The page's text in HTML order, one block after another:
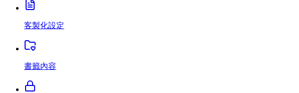
客製化設定
書籤內容